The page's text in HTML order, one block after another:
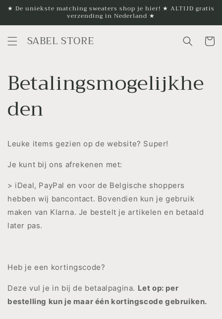
naar de
★ De uniekste matching sweaters shop je hier! ★ ALTIJD gratis
verzending in Nederland ★
SABEL STORE
Betalingsmogelijkhe
den
Leuke items gezien op de website? Super!
Je kunt bij ons afrekenen met:
> iDeal, PayPal en voor de Belgische shoppers
hebben wij bancontact. Bovendien kun je gebruik
maken van Klarna. Je bestelt je artikelen en betaald
later pas.
Heb je een kortingscode?
Deze vul je in bij de betaalpagina. Let op: per
bestelling kun je maar één kortingscode gebruiken.